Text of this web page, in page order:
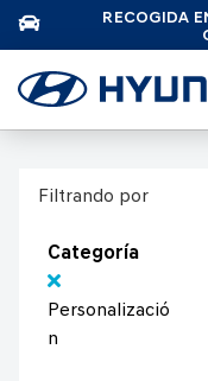
RECOGIDA
Filtrando por
Categoría
Personalizació
n